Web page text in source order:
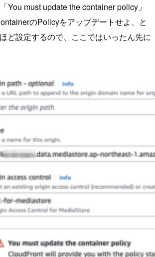
You must update the container policy」
のPolicyをアップデートせよ、と
ど設定するので、ここではいったん先に